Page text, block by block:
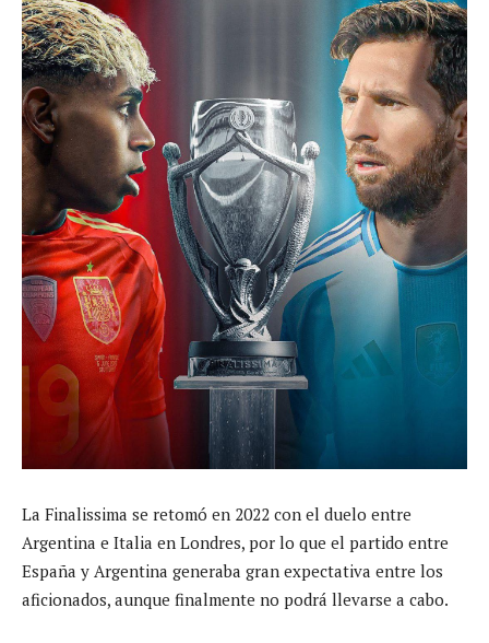
La Finalissima se retomó en 2022 con el duelo entre
Argentina e Italia en Londres, por lo que el partido entre
España y Argentina generaba gran expectativa entre los
aficionados, aunque finalmente no podrá llevarse a cabo.